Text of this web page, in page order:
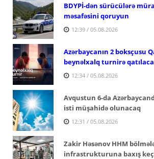
BDYPİ-dən sürücülərə
məsafəsini qoruyun
12:39 / 05.08.2026
Azərbaycanın 2 boksçusu
beynəlxalq turnirə
12:34 / 05.08.2026
Avqustun 6-da
isti müşahidə olunacaq
12:31 / 05.08.2026
Zakir Həsənov HHM
infrastrukturuna baxış